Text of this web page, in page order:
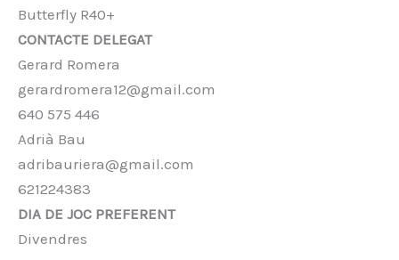
Butterfly R40+
CONTACTE DELEGAT
Gerard Romera
gerardromera12@gmail.com
640 575 446‬
Adrià Bau
adribauriera@gmail.com
621224383
DIA DE JOC PREFERENT
Divendres